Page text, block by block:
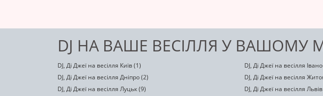
DJ НА ВАШЕ ВЕСІЛЛЯ У ВАШОМУ
DJ, Ді Джеї на весілля Київ (1) DJ, Ді Джеї на весілля
DJ, Ді Джеї на весілля Дніпро (2)
DJ, Ді Джеї на весілля
DJ, Ді Джеї на весілля Луцьк (9)
DJ, Ді Джеї на весілля